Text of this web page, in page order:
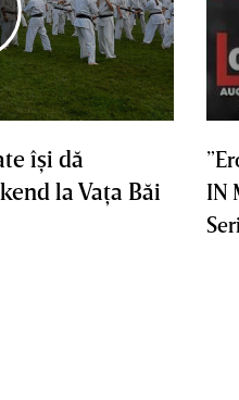
îşi dă
la Vaţa Băi
IN